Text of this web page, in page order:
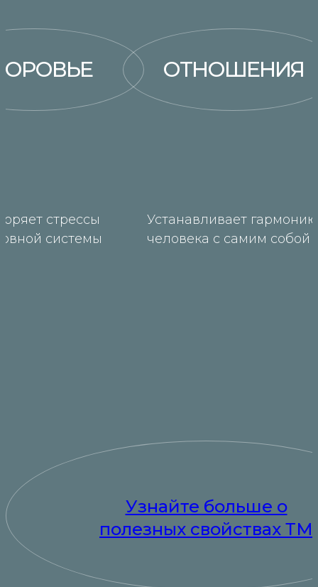
стрессы
системы
ОТНОШЕНИЯ
Устанавливает гармонию
человека с самим собой
Узнайте больше о
полезных свойствах ТМ